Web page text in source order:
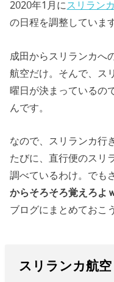
2020年1月にスリランカ
の日程を調整しています
成田からスリランカへ
航空だけ。そんで、ス
曜日が決まっているの
んです。
なので、スリランカ行
たびに、直行便のスリ
調べているわけ。でも
からそろそろ覚えろよ
ブログにまとめておこ
スリランカ航